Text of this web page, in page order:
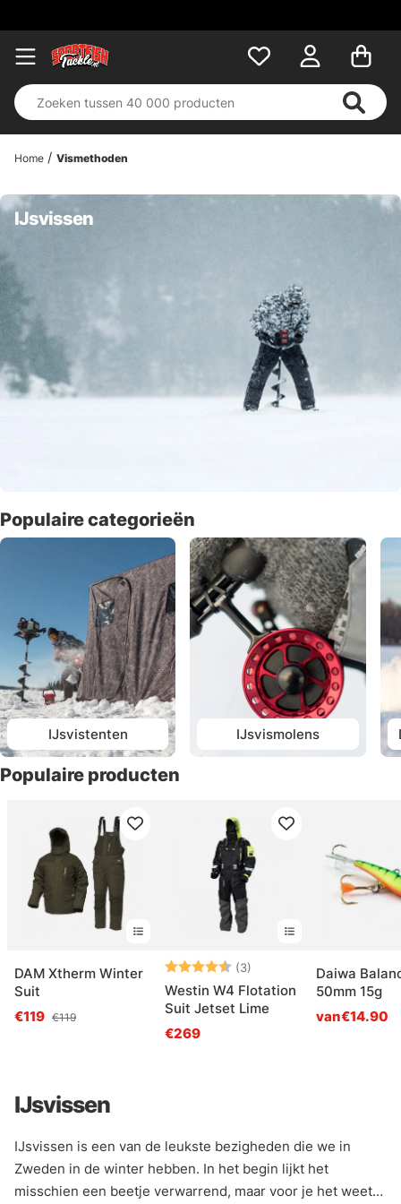
Home Vismethoden
IJsvissen
Populaire categorieën
IJsvistenten IJsvismolens
Populaire producten
DAM Xtherm Winter
Suit
€119 €119
Beoordeling:
(3)
4.7 uit 5 sterren
Westin W4 Flotation
Suit Jetset Lime
€269
Daiwa
50mm 15g
van€14.90
IJsvissen
IJsvissen is een van de leukste bezigheden die we in
Zweden in de winter hebben. In het begin lijkt het
misschien een beetje verwarrend, maar voor je het weet